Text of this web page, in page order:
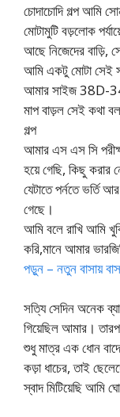
চোদাচোদি গল্প আমি
মোটামুটি বড়লোক
আছে নিজেদের বাড়ি,
আমি একটু মোটা সেই
আমার সাইজ 38D-
মাপ বাড়ল সেই কথা
গল্প
আমার এস এস সি
হয়ে গেছি, কিছু
যেটাতে পর্নতে ভর্তি
গেছে।
আমি বলে রাখি আমি
করি,মানে আমার
পড়ুন – নতুন বাসায়
সত্যি সেদিন অনেক
গিয়েছিল আমার।
শুধু মাত্র এক ধোন
কড়া ধাচের, তাই
স্বাদ মিটিয়েছি আমি